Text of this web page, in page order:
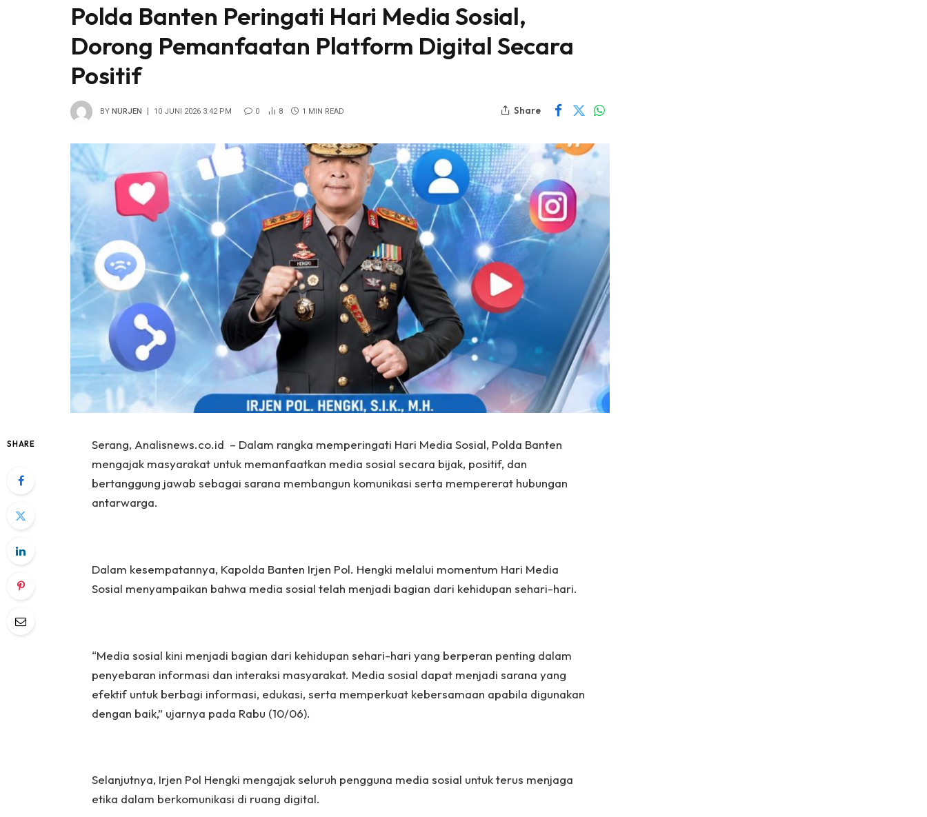
Polda Banten Peringati Hari Media Sosial,
Dorong Pemanfaatan Platform Digital Secara
Positif
BY NURJEN 10 JUNI 2026 3:42 PM 0 8 1 MIN READ Share
SHARE
Serang, Analisnews.co.id – Dalam rangka memperingati Hari Media Sosial, Polda Banten
mengajak masyarakat untuk memanfaatkan media sosial secara bijak, positif, dan
bertanggung jawab sebagai sarana membangun komunikasi serta mempererat hubungan
antarwarga.
Dalam kesempatannya, Kapolda Banten Irjen Pol. Hengki melalui momentum Hari Media
Sosial menyampaikan bahwa media sosial telah menjadi bagian dari kehidupan sehari-hari.
“Media sosial kini menjadi bagian dari kehidupan sehari-hari yang berperan penting dalam
penyebaran informasi dan interaksi masyarakat. Media sosial dapat menjadi sarana yang
efektif untuk berbagi informasi, edukasi, serta memperkuat kebersamaan apabila digunakan
dengan baik,” ujarnya pada Rabu (10/06).
Selanjutnya, Irjen Pol Hengki mengajak seluruh pengguna media sosial untuk terus menjaga
etika dalam berkomunikasi di ruang digital.